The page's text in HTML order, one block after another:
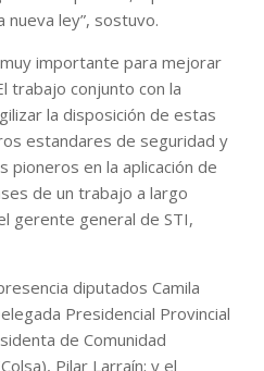
ley”, sostuvo.
importante para mejorar
trabajo conjunto con la
la disposición de estas
estandares de seguridad y
pioneros en la aplicación de
de un trabajo a largo
gerente general de STI,
diputados Camila
Presidencial Provincial
de Comunidad
Pilar Larraín; y el